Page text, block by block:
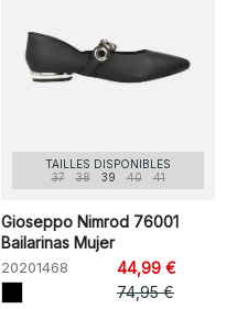
TAILLES DISPONIBLES
37
38 39 40 41
Gioseppo Nimrod 76001
Bailarinas Mujer
20201468
44,99 €
74,95 €